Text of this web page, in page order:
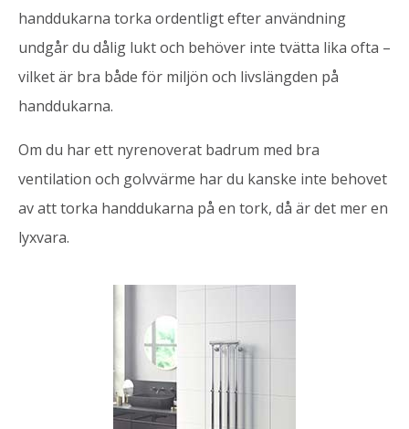
handdukarna torka ordentligt efter användning
undgår du dålig lukt och behöver inte tvätta lika ofta –
vilket är bra både för miljön och livslängden på
handdukarna.
Om du har ett nyrenoverat badrum med bra
ventilation och golvvärme har du kanske inte behovet
av att torka handdukarna på en tork, då är det mer en
lyxvara.